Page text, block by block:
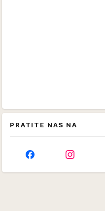
PRATITE NAS NA